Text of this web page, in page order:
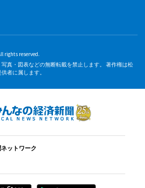
rights reserved.
真・図表などの無断転載を禁止します。 著作権は松
者に属します。
ットワーク